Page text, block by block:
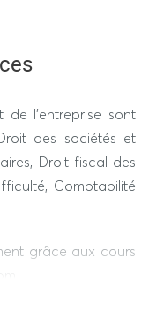
l’entreprise sont
des sociétés et
Droit fiscal des
Comptabilité
grâce aux cours
est assurée par le